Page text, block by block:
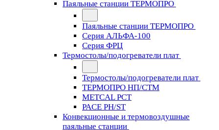
Паяльные станции ТЕРМОПРО
Паяльные станции ТЕРМОПРО
Серия АЛЬФА-100
Серия ФРЦ
Термостолы/подогреватели плат
Термостолы/подогреватели плат
ТЕРМОПРО НП/СТМ
METCAL PCT
PACE PH/ST
Конвекционные и термовоздушные
паяльные станции